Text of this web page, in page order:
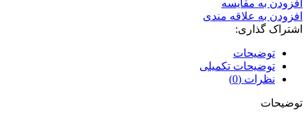
افزودن به مقایسه
افزودن به علاقه مندی
اشتراک گذاری:
توضیحات
توضیحات تکمیلی
نظرات (0)
توضیحات